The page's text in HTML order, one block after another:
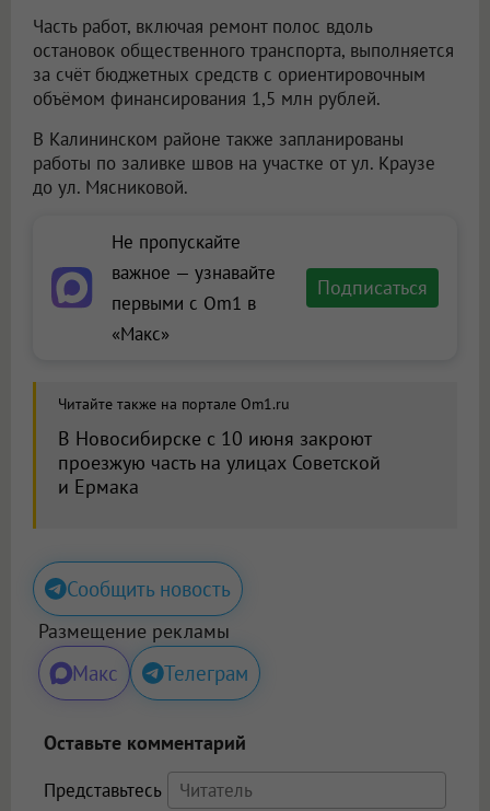
Часть работ, включая ремонт полос вдоль
остановок общественного транспорта, выполняется
за счёт бюджетных средств с ориентировочным
объёмом финансирования 1,5 млн рублей.
В Калининском районе также запланированы
работы по заливке швов на участке от ул. Краузе
до ул. Мясниковой.
Не пропускайте
важное — узнавайте
первыми с Om1 в
«Макс»
Подписаться
Читайте также на портале Om1.ru
В Новосибирске с 10 июня закроют
проезжую часть на улицах Советской
и Ермака
Сообщить новость
Размещение рекламы
Макс Телеграм
Оставьте комментарий
Представьтесь